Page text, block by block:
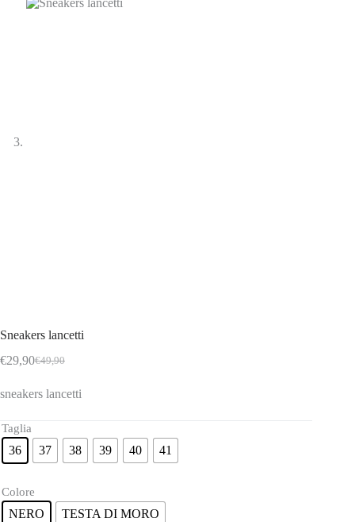
Sneakers lancetti
€49,90
Il
originale
€29,90Il
attuale
sneakers lancetti
Taglia
36 37 38 39 40 41
Colore
NERO TESTA DI MORO